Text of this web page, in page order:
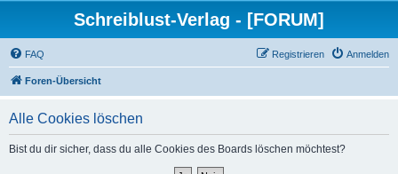
Schreiblust-Verlag - [FORUM]
FAQ Anmelden
Registrieren
Foren-Übersicht
Alle Cookies löschen
Bist du dir sicher, dass du alle Cookies des Boards löschen möchtest?